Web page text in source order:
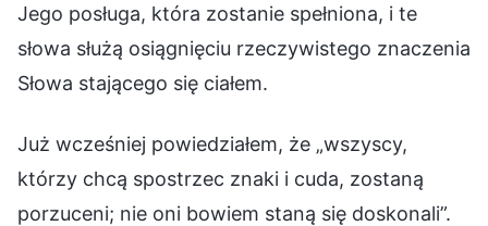
Jego posługa, która zostanie spełniona, i te
słowa służą osiągnięciu rzeczywistego znaczenia
Słowa stającego się ciałem.
Już wcześniej powiedziałem, że „wszyscy,
którzy chcą spostrzec znaki i cuda, zostaną
porzuceni; nie oni bowiem staną się doskonali”.